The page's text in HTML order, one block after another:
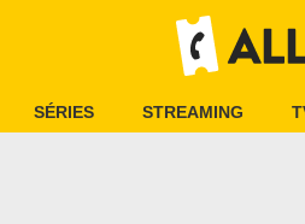
SÉRIES STREAMING